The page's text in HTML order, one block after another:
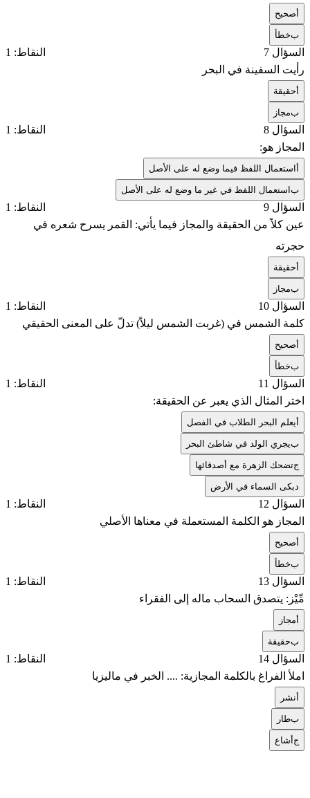
صحيح
بخطأ
السؤال 7
النقاط: 1
رأيت السفينة في البحر
حقيقة
بمجاز
السؤال 8
النقاط: 1
المجاز هو:
استعمال اللفظ فيما وضع له على الأصل
باستعمال اللفظ في غير ما وضع له على الأصل
السؤال 9
النقاط: 1
عين كلاً من الحقيقة والمجاز فيما يأتي: القمر يسرح شعره في
حجرته
حقيقة
بمجاز
السؤال 10
النقاط: 1
كلمة الشمس في (غربت الشمس ليلاً) تدلّ على المعنى الحقيقي
صحيح
بخطأ
السؤال 11
النقاط: 1
اختر المثال الذي يعبر عن الحقيقة:
يعلم البحر الطلاب في الفصل
بيجري الولد في شاطئ البحر
جتضحك الزهرة مع أصدقائها
بكى السماء في الأرض
السؤال 12
النقاط: 1
المجاز هو الكلمة المستعملة في معناها الأصلي
صحيح
بخطأ
السؤال 13
النقاط: 1
مِّيْز: يتصدق السحاب ماله إلى الفقراء
مجاز
بحقيقة
السؤال 14
النقاط: 1
املأ الفراغ بالكلمة المجازية: .... الخبر في ماليزيا
نشر
بطار
جأشاع